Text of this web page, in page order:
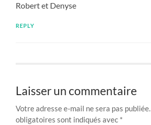
Robert et Denyse
REPLY
Laisser un commentaire
Votre adresse e-mail ne sera pas publiée.
obligatoires sont indiqués avec *